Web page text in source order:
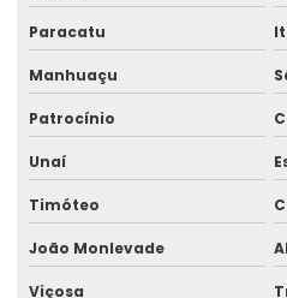
Montagem e desmontagem de
Montagem de ponte rolante
Montagem de talha elétrica
Montagem Técnica De Sistemas
Motor elétrico para ponte rolante
Paracatu
Manhuaçu
Patrocínio
Unaí
Timóteo
João Monlevade
Viçosa